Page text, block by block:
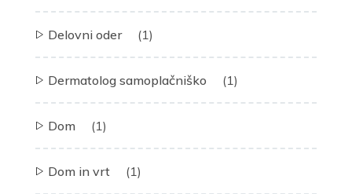
Delovni oder (1)
Dermatolog samoplačniško (1)
Dom (1)
Dom in vrt (1)